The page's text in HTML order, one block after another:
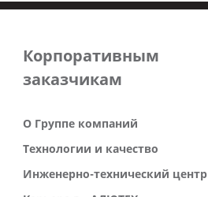
Корпоративным
заказчикам
О Группе компаний
Технологии и качество
Инженерно-технический центр